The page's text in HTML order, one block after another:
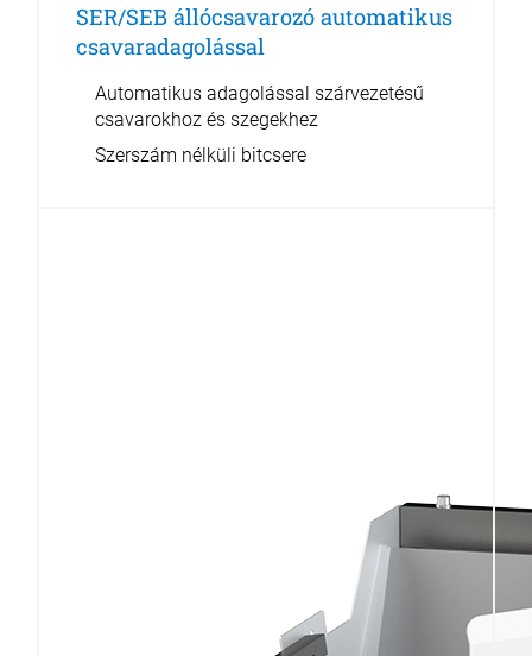
SER/SEB állócsavarozó automatikus
csavaradagolással
Automatikus adagolással szárvezetésű
csavarokhoz és szegekhez
Szerszám nélküli bitcsere